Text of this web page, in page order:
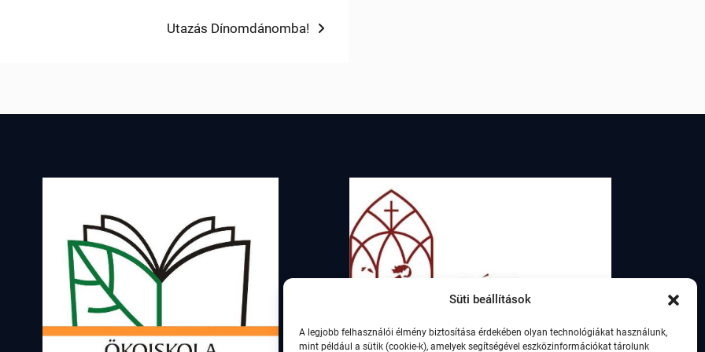
Süti beállítások
A legjobb felhasználói élmény biztosítása érdekében olyan technológiákat használunk,
mint például a sütik (cookie-k), amelyek segítségével eszközinformációkat tárolunk
Next
Utazás Dínomdánomba!